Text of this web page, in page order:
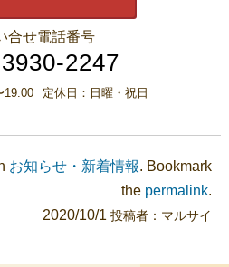
合せ電話番号
2247
19:00 定休日： 日曜・祝日
お知らせ・新着情報. Bookmark
the permalink.
2020/10/1 投稿者： マルサイ